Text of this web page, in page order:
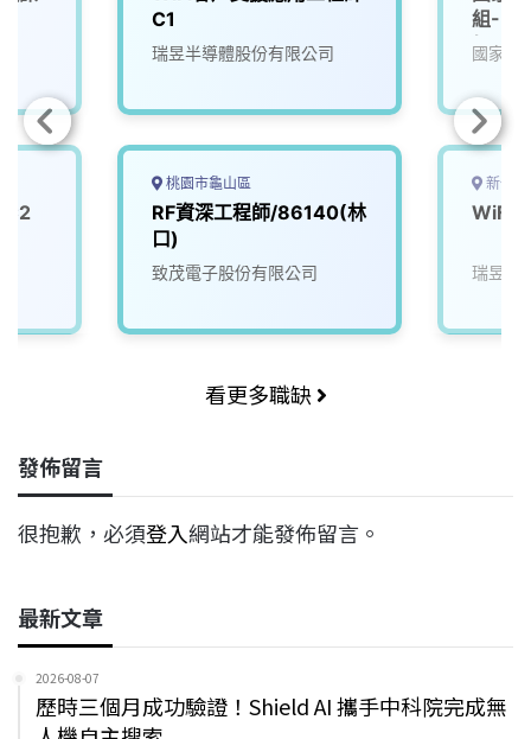
C2
C1
瑞昱半導體股份有限公司
桃園市龜山區
RF資深工程師/86140(林
口)
致茂電子股份有限公司
組-RF
師
國家太
新竹
WiFi
瑞昱半
看更多職缺
發佈留言
很抱歉，必須登入網站才能發佈留言。
最新文章
2026-08-07
歷時三個月成功驗證！Shield AI 攜手中科院完成無